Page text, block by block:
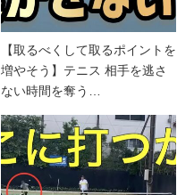
【取るべくして取るポイントを
増やそう】テニス 相手を逃さ
ない時間を奪う…